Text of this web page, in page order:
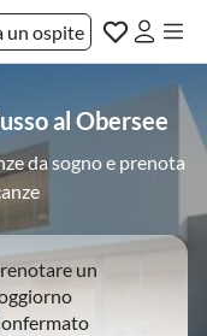
un ospite
al Obersee
da sogno e prenota
un